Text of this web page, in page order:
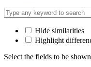
Hide similarities
Highlight
Select the fields to be